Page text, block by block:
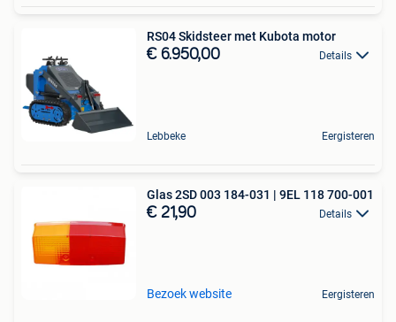
RS04 Skidsteer met Kubota motor
€ 6.950,00 Details
Lebbeke Eergisteren
Glas 2SD 003 184-031 | 9EL 118 700-001
€ 21,90 Details
Bezoek website Eergisteren